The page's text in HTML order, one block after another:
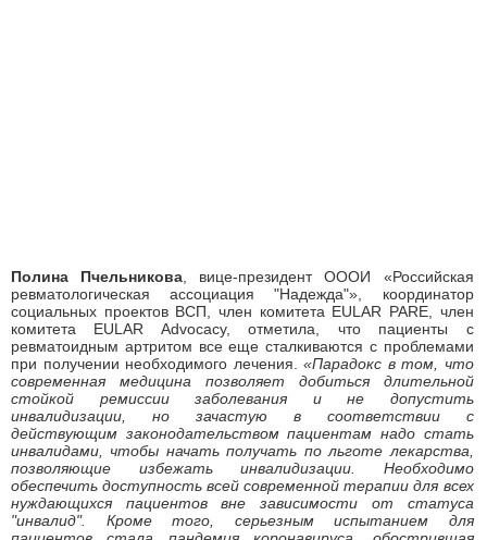
Полина Пчельникова , вице-президент ОООИ «Российская
ревматологическая ассоциация "Надежда"», координатор
социальных проектов ВСП, член комитета EULAR PARE, член
комитета EULAR Advocacy, отметила, что пациенты с
ревматоидным артритом все еще сталкиваются с проблемами
при получении необходимого лечения.«Парадокс в том, что
современная медицина позволяет добиться длительной
стойкой ремиссии заболевания и не допустить
инвалидизации, но зачастую в соответствии с
действующим законодательством пациентам надо стать
инвалидами, чтобы начать получать по льготе лекарства,
позволяющие избежать инвалидизации. Необходимо
обеспечить доступность всей современной терапии для всех
нуждающихся пациентов вне зависимости от статуса
"инвалид". Кроме того, серьезным испытанием для